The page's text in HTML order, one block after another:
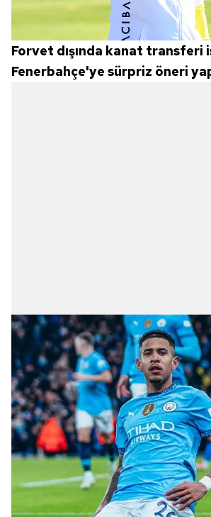
Forvet dışında kanat transferi
Fenerbahçe'ye sürpriz öneri